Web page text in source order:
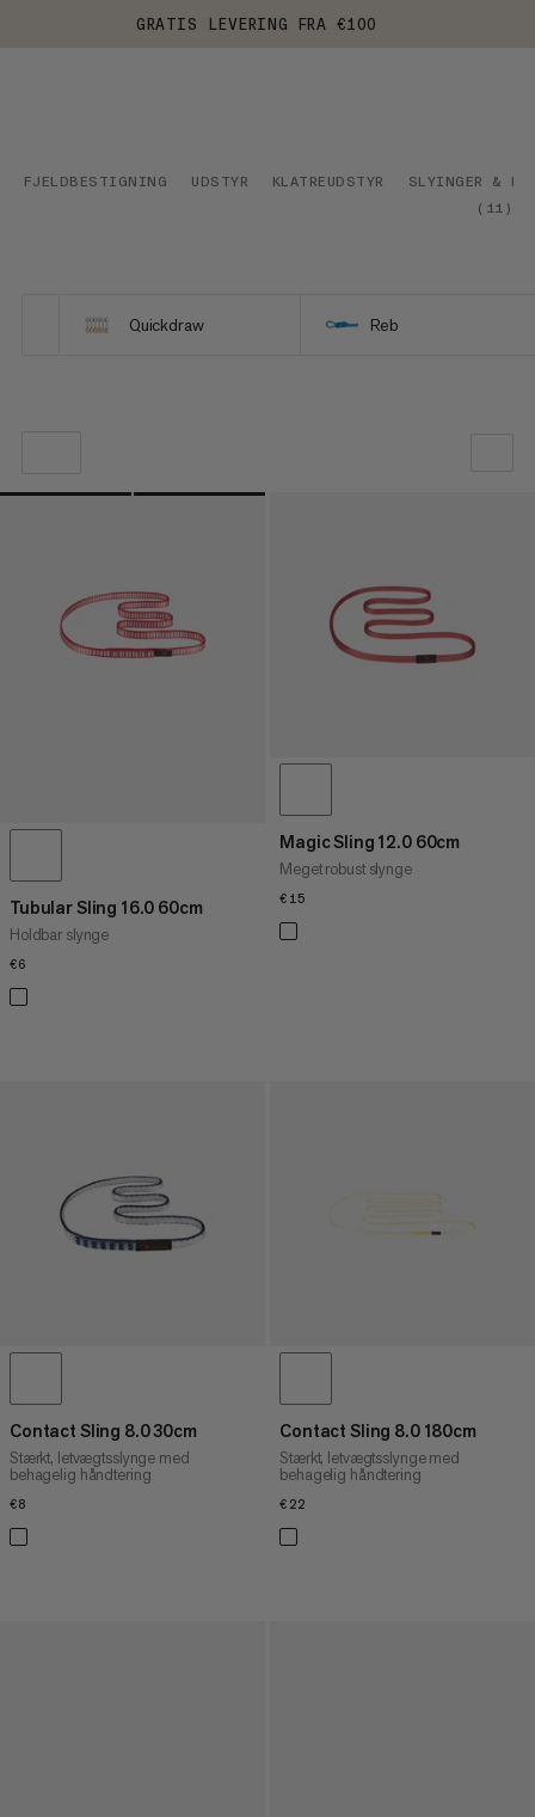
GRATIS LEVERING FRA €100
FJELDBESTIGNING UDSTYR KLATREUDSTYR
SLYINGER &
( 11 )
Quickdraw Reb
PRIS HØJ TIL LAV
HVAD ER NYT
Tubular Sling 16.0 60cm
Holdbar slynge
€6
Magic Sling 12.0 60cm
Meget robust slynge
€15
Contact Sling 8.0 30cm
Stærkt, letvægtsslynge med
behagelig håndtering
€8
Contact Sling 8.0 180cm
Stærkt, letvægtsslynge med
behagelig håndtering
€22